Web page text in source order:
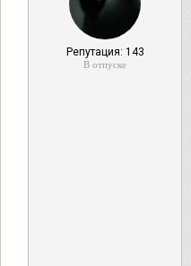
Репутация: 143
В отпуске